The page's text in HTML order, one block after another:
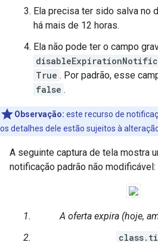
Ela precisa ter sido salva no
há mais de 12 horas.
Ela não pode ter o campo
True . Por padrão, esse
false .
Observação: este recurso de
os detalhes dele estão sujeitos à
A seguinte captura de tela mostra
notificação padrão não modificável:
A oferta expira (hoje,